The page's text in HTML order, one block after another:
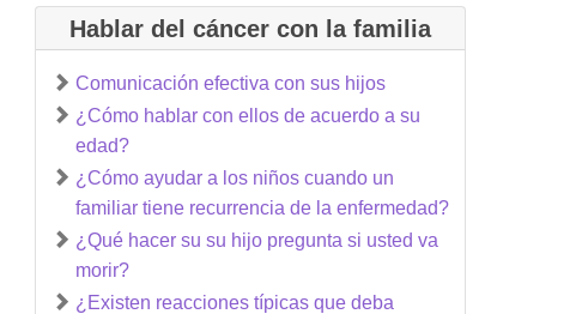
Hablar del cáncer con la familia
Comunicación efectiva con sus hijos
¿Cómo hablar con ellos de acuerdo a su
edad?
¿Cómo ayudar a los niños cuando un
familiar tiene recurrencia de la enfermedad?
¿Qué hacer su su hijo pregunta si usted va
morir?
¿Existen reacciones típicas que deba